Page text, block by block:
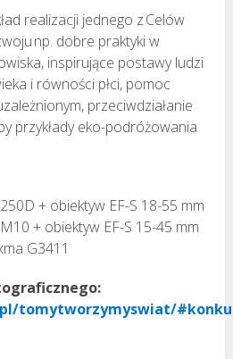
realizacji jednego z Celów
np. dobre praktyki w
inspirujące postawy ludzi
i równości płci, pomoc
przeciwdziałanie
przykłady eko-podróżowania
+ obiektyw EF-S 18-55 mm
+ obiektyw EF-S 15-45 mm
G3411
tomytworzymyswiat/